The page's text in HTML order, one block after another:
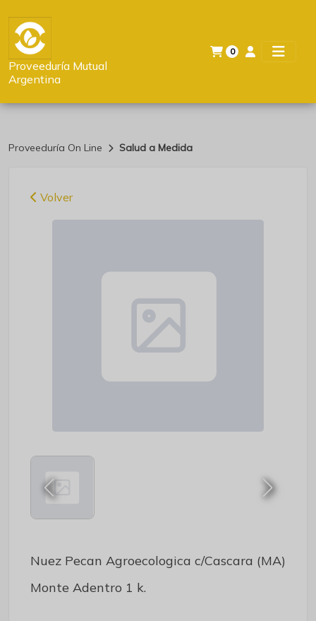
Proveeduría Mutual
Argentina
0
Proveeduría On Line Salud a Medida
Volver
Nuez Pecan Agroecologica c/Cascara (MA)
Monte Adentro 1 k.